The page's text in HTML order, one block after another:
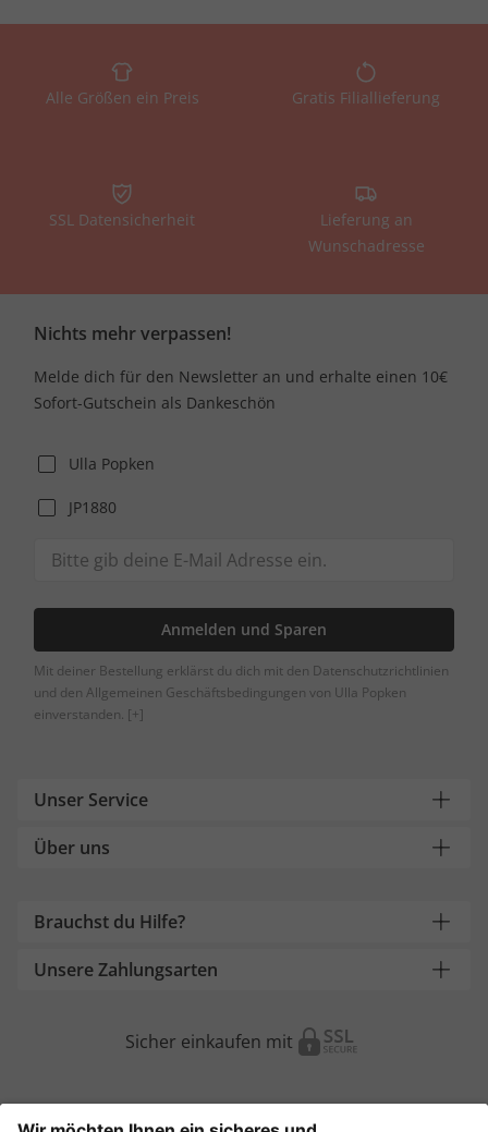
Alle Größen ein Preis Gratis Filiallieferung
SSL Datensicherheit
Lieferung an
Wunschadresse
Nichts mehr verpassen!
Melde dich für den Newsletter an und erhalte einen 10€
Sofort-Gutschein als Dankeschön
Ulla Popken
JP1880
Anmelden und Sparen
Mit deiner Bestellung erklärst du dich mit den Datenschutzrichtlinien
und den Allgemeinen Geschäftsbedingungen von Ulla Popken
einverstanden. [+]
Unser Service
Über uns
Brauchst du Hilfe?
Unsere Zahlungsarten
Sicher einkaufen mit
Weitere Onlineshops